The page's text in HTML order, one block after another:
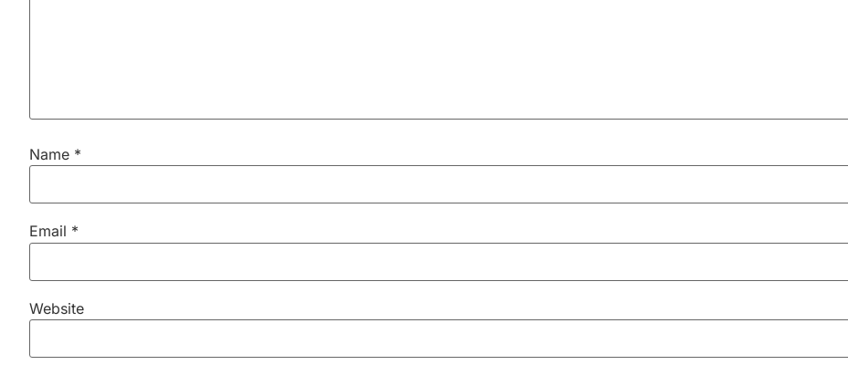
Name *
Email *
Website